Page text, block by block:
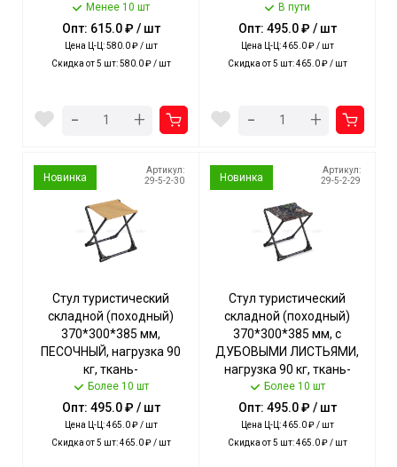
арт. ПСП4/Ч NIKA [5]
Менее 10 шт
Опт: 615.0 ₽ / шт
Цена Ц-Ц: 580.0 ₽ / шт
Скидка от 5 шт: 580.0 ₽ / шт
- +
водоотталкивающая
пропитка арт. ПС+/КС
NIKA [5]
В пути
Опт: 495.0 ₽ / шт
Цена Ц-Ц: 465.0 ₽ / шт
Скидка от 5 шт: 465.0 ₽ / шт
- +
Новинка
Артикул:
29-5-2-30
Стул туристический
складной (походный)
370*300*385 мм,
ПЕСОЧНЫЙ, нагрузка 90
кг, ткань-
водоотталкивающая
пропитка арт. ПС+/П NIKA
[5]
Более 10 шт
Опт: 495.0 ₽ / шт
Цена Ц-Ц: 465.0 ₽ / шт
Скидка от 5 шт: 465.0 ₽ / шт
Новинка
Артикул:
29-5-2-29
Стул туристический
складной (походный)
370*300*385 мм, с
ДУБОВЫМИ ЛИСТЬЯМИ,
нагрузка 90 кг, ткань-
водоотталкивающая
пропитка арт. ПС+/3 NIKA
[5]
Более 10 шт
Опт: 495.0 ₽ / шт
Цена Ц-Ц: 465.0 ₽ / шт
Скидка от 5 шт: 465.0 ₽ / шт